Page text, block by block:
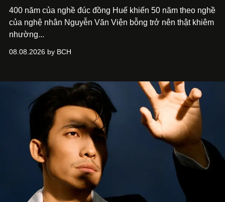
400 năm của nghề đúc đồng Huế khiến 50 năm theo nghề
của nghệ nhân Nguyễn Văn Viện bỗng trở nên thật khiêm
nhường...
08.08.2026 by BCH